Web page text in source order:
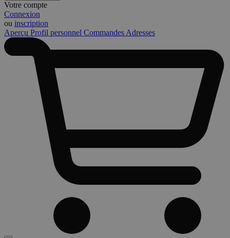
Votre compte
Connexion
ou inscription
Aperçu Profil personnel Commandes Adresses